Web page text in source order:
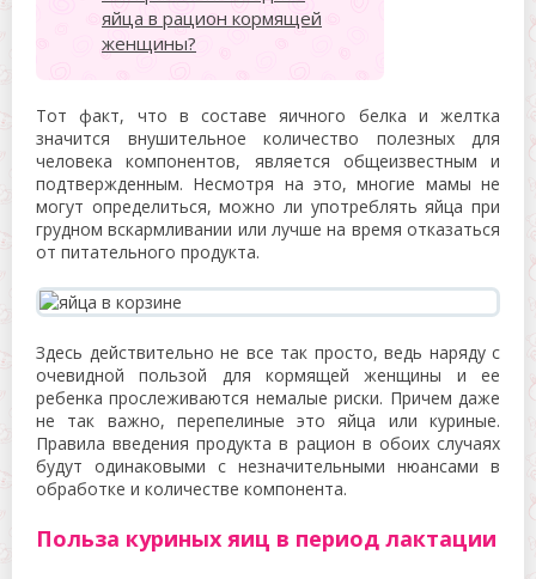
яйца в рацион кормящей
женщины?
Тот факт, что в составе яичного белка и желтка
значится внушительное количество полезных для
человека компонентов, является общеизвестным и
подтвержденным. Несмотря на это, многие мамы не
могут определиться, можно ли употреблять яйца при
грудном вскармливании или лучше на время отказаться
от питательного продукта.
Здесь действительно не все так просто, ведь наряду с
очевидной пользой для кормящей женщины и ее
ребенка прослеживаются немалые риски. Причем даже
не так важно, перепелиные это яйца или куриные.
Правила введения продукта в рацион в обоих случаях
будут одинаковыми с незначительными нюансами в
обработке и количестве компонента.
Польза куриных яиц в период лактации